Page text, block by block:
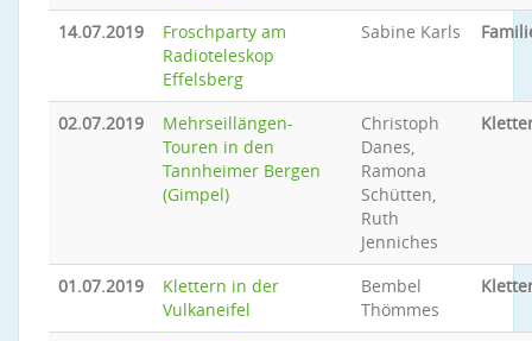
14.07.2019
Froschparty am
Radioteleskop
Effelsberg
Sabine Karls
02.07.2019
Mehrseillängen-
Touren in den
Tannheimer Bergen
(Gimpel)
Christoph
Danes,
Ramona
Schütten,
Ruth
Jenniches
01.07.2019
Klettern in der
Vulkaneifel
Bembel
Thömmes